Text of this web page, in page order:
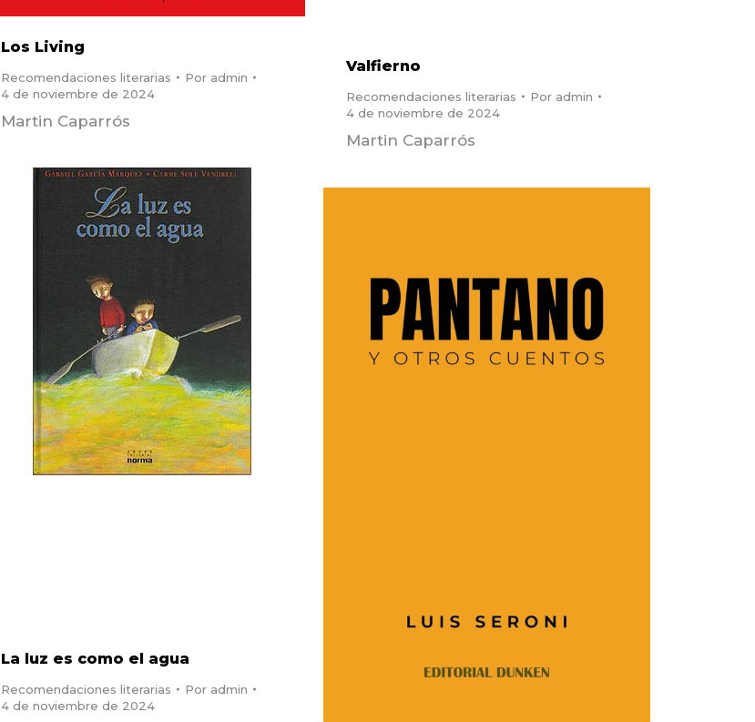
Los Living
Recomendaciones literarias Por admin
4 de noviembre de 2024
Martin Caparrós
Valfierno
Recomendaciones literarias Por admin
4 de noviembre de 2024
Martin Caparrós
La luz es como el agua
Recomendaciones literarias Por admin
4 de noviembre de 2024